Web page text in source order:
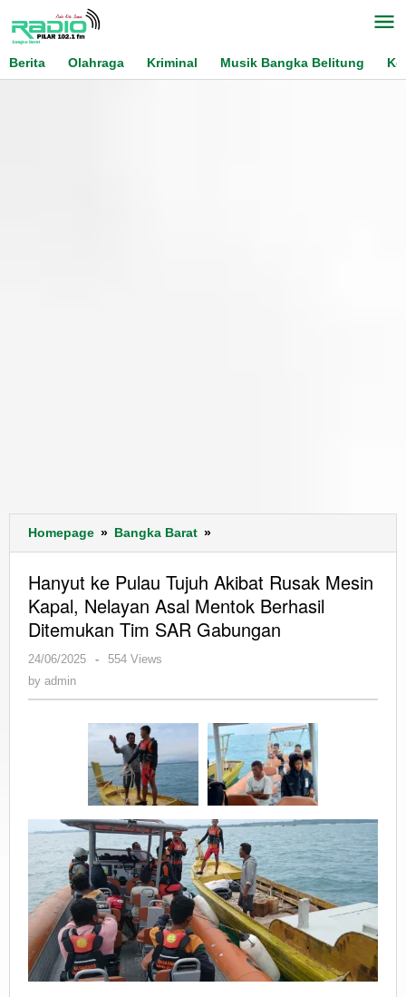
content
Berita
Olahraga Kriminal Musik Bangka Belitung
Homepage » Bangka Barat »
ke
Tujuh
Akibat
Rusak
Asal
Mentok
Berhasil
Ditemukan
Tim
SAR
Gabungan
Hanyut ke Pulau Tujuh Akibat Rusak Mesin
Kapal, Nelayan Asal Mentok Berhasil
Ditemukan Tim SAR Gabungan
24/06/2025
by
-
554 Views
by admin